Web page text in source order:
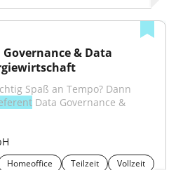
Governance & Data
Spaß an Tempo? Dann
Data Governance &
Homeoffice Teilzeit Vollzeit